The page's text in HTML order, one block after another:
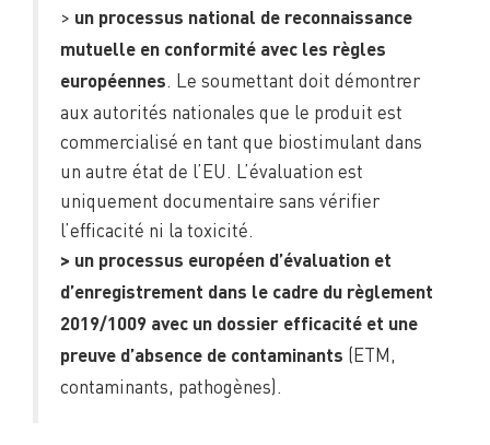
> un processus national de reconnaissance
mutuelle en conformité avec les règles
européennes. Le soumettant doit démontrer
aux autorités nationales que le produit est
commercialisé en tant que biostimulant dans
un autre état de l’EU. L’évaluation est
uniquement documentaire sans vérifier
l’efficacité ni la toxicité.
> un processus européen d’évaluation et
d’enregistrement dans le cadre du règlement
2019/1009 avec un dossier efficacité et une
preuve d’absence de contaminants (ETM,
contaminants, pathogènes).